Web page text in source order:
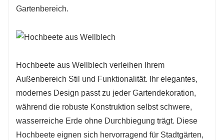
Gartenbereich.
Hochbeete aus Wellblech verleihen Ihrem
Außenbereich Stil und Funktionalität. Ihr elegantes,
modernes Design passt zu jeder Gartendekoration,
während die robuste Konstruktion selbst schwere,
wasserreiche Erde ohne Durchbiegung trägt. Diese
Hochbeete eignen sich hervorragend für Stadtgärten,